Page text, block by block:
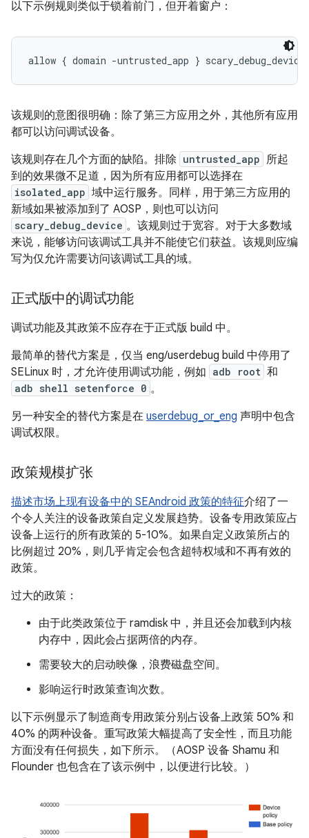
以下示例规则类似于锁着前门，但开着窗户：
allow { domain -untrusted_app }
该规则的意图很明确：除了第三方应用之外，其他所有应用
都可以访问调试设备。
该规则存在几个方面的缺陷。排除 untrusted_app 所起
到的效果微不足道，因为所有应用都可以选择在
isolated_app 域中运行服务。同样，用于第三方应用的
新域如果被添加到了 AOSP，则也可以访问
scary_debug_device 。该规则过于宽容。对于大多数域
来说，能够访问该调试工具并不能使它们获益。该规则应编
写为仅允许需要访问该调试工具的域。
正式版中的调试功能
调试功能及其政策不应存在于正式版 build 中。
最简单的替代方案是，仅当 eng/userdebug build 中停用了
SELinux 时，才允许使用调试功能，例如 adb root 和
adb shell setenforce 0 。
另一种安全的替代方案是在 userdebug_or_eng 声明中包含
调试权限。
政策规模扩张
描述市场上现有设备中的 SEAndroid 政策的特征介绍了一
个令人关注的设备政策自定义发展趋势。设备专用政策应占
设备上运行的所有政策的 5-10%。如果自定义政策所占的
比例超过 20%，则几乎肯定会包含超特权域和不再有效的
政策。
过大的政策：
由于此类政策位于 ramdisk 中，并且还会加载到内核
内存中，因此会占据两倍的内存。
需要较大的启动映像，浪费磁盘空间。
影响运行时政策查询次数。
以下示例显示了制造商专用政策分别占设备上政策 50% 和
40% 的两种设备。重写政策大幅提高了安全性，而且功能
方面没有任何损失，如下所示。（AOSP 设备 Shamu 和
Flounder 也包含在了该示例中，以便进行比较。）